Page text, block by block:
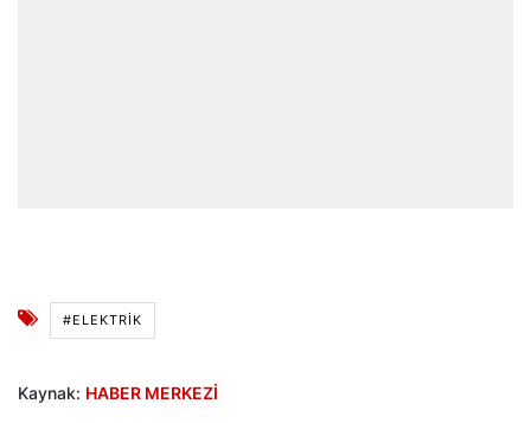
#ELEKTRIK
Kaynak: HABER MERKEZİ